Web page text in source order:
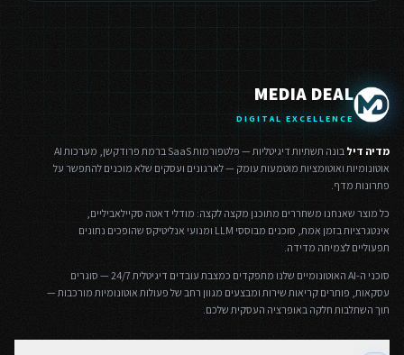
MEDIA DEAL
DIGITAL EXCELLENCE
מדיה דיל
בונה תשתיות דיגיטליות — פלטפורמות SaaS ברמת פרודקשן, מערכות AI
אוטונומיות ואוטומציות מוטמעות עומק — לארגונים ועסקים שלא מוכנים להתפשר על
פתרונות מדף.
כל מוצר שאנחנו משחררים מתוכנן מקצה לקצה: מודלי דאטה סקיילאביליים,
אינטגרציות בזמן אמת, סוכנים מבוססי LLM ומנועי אנליטיקס שהופכים נתונים
תפעוליים לצמיחה מדידה.
סוכני ה-AI האוטונומיים שלנו מתפקדים כמצבת עובדים דיגיטלית 24/7 — סוגרים
עסקאות, פותרים קריאות שירות ומבצעים מגוון רחב של פעולות אוטונומיות מורכבות —
תוך השתלבות חלקה באופרציה העסקית שלכם.